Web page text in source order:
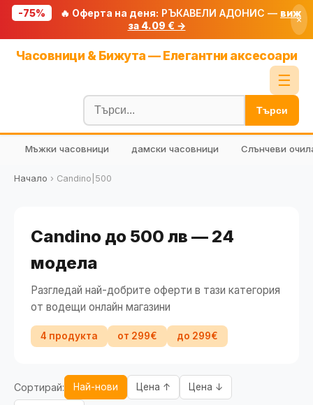
-75% 🔥 Оферта на деня: РЪКАВЕЛИ АДОНИС — виж
за 4.09 € →
×
Часовници & Бижута — Елегантни аксесоари
☰
Блог
🧮 Калкулатори
🔍 Намери продукт
Търси
Мъжки часовници дамски часовници Слънчеви
Начало › Candino|500
Candino до 500 лв — 24
модела
Разгледай най-добрите оферти в тази категория
от водещи онлайн магазини
4 продукта от 299€ до 299€
Сортирай: Най-нови Цена ↑ Цена ↓